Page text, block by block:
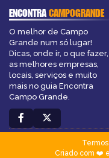
ENCONTRACAMPOGRANDE
O melhor de Campo
Grande num só lugar!
Dicas, onde ir, o que fazer,
as melhores empresas,
locais, serviços e muito
mais no guia Encontra
Campo Grande.
Termos|
Criado com ❤️